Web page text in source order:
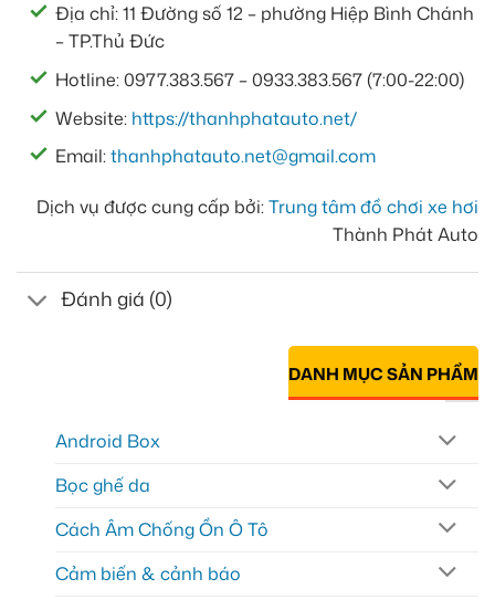
Địa chỉ: 11 Đường số 12 – phường Hiệp Bình Chánh
– TP.Thủ Đức
Hotline: 0977.383.567 – 0933.383.567 (7:00-22:00)
Website: https://thanhphatauto.net/
Email:thanhphatauto.net@gmail.com
Dịch vụ được cung cấp bởi:Trung tâm đồ chơi xe hơi
Thành Phát Auto
Đánh giá (0)
DANH MỤC SẢN PHẨM
Android Box
Bọc ghế da
Cách Âm Chống Ồn Ô Tô
Cảm biến & cảnh báo